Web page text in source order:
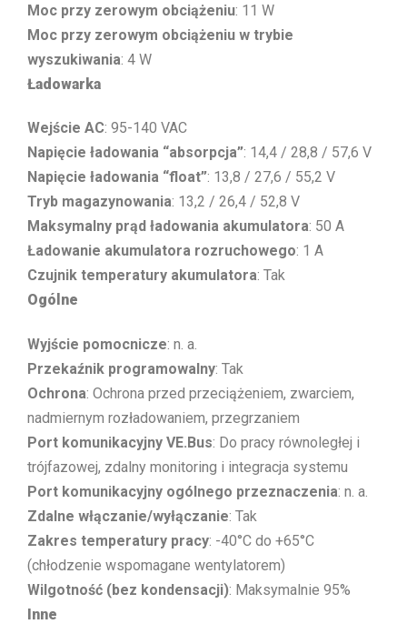
Moc przy zerowym obciążeniu: 11 W
Moc przy zerowym obciążeniu w trybie
wyszukiwania: 4 W
Ładowarka
Wejście AC: 95-140 VAC
Napięcie ładowania “absorpcja”: 14,4 / 28,8 / 57,6 V
Napięcie ładowania “float”: 13,8 / 27,6 / 55,2 V
Tryb magazynowania: 13,2 / 26,4 / 52,8 V
Maksymalny prąd ładowania akumulatora: 50 A
Ładowanie akumulatora rozruchowego: 1 A
Czujnik temperatury akumulatora: Tak
Ogólne
Wyjście pomocnicze: n. a.
Przekaźnik programowalny: Tak
Ochrona: Ochrona przed przeciążeniem, zwarciem,
nadmiernym rozładowaniem, przegrzaniem
Port komunikacyjny VE.Bus: Do pracy równoległej i
trójfazowej, zdalny monitoring i integracja systemu
Port komunikacyjny ogólnego przeznaczenia: n. a.
Zdalne włączanie/wyłączanie: Tak
Zakres temperatury pracy: -40°C do +65°C
(chłodzenie wspomagane wentylatorem)
Wilgotność (bez kondensacji): Maksymalnie 95%
Inne